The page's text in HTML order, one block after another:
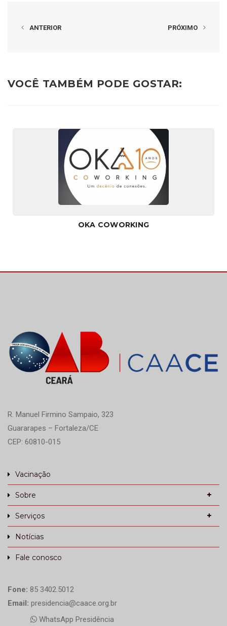
ANTERIOR PRÓXIMO
VOCÊ TAMBÉM PODE GOSTAR:
OKA COWORKING
R. Manuel Firmino Sampaio, 323
Guararapes – Fortaleza/CE
CEP: 60810-015
Vacinação
Sobre
Serviços
Notícias
Fale conosco
Fone: 85 3402.5012
Email: presidencia@caace.org.br
WhatsApp Presidência